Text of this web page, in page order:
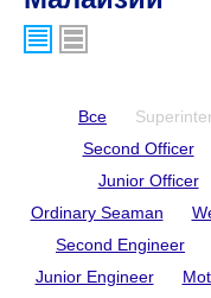
Все
Second Officer
Junior Officer
Ordinary Seaman
Second Engineer
Junior Engineer